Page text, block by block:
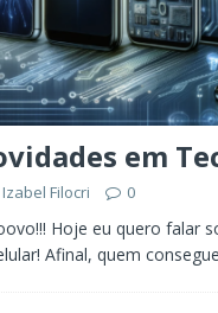
em
Izabel Filocri 0
Hoje eu quero falar
Afinal, quem